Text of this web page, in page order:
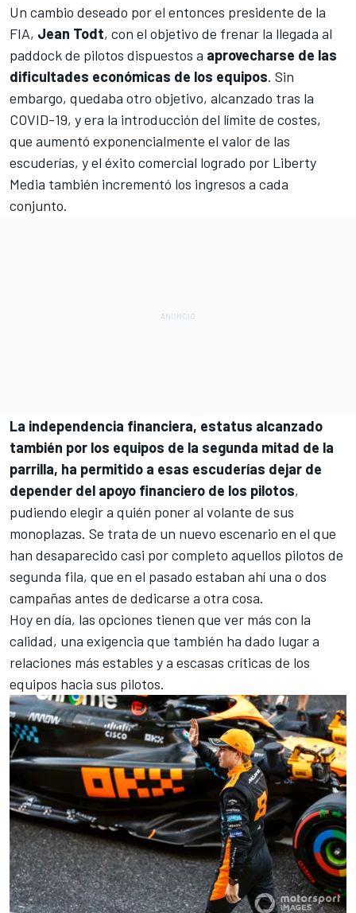
Un cambio deseado por el entonces presidente de la
FIA, Jean Todt, con el objetivo de frenar la llegada al
paddock de pilotos dispuestos a aprovecharse de las
dificultades económicas de los equipos. Sin
embargo, quedaba otro objetivo, alcanzado tras la
COVID-19, y era la introducción del límite de costes,
que aumentó exponencialmente el valor de las
escuderías, y el éxito comercial logrado por Liberty
Media también incrementó los ingresos a cada
conjunto.
La independencia financiera, estatus alcanzado
también por los equipos de la segunda mitad de la
parrilla, ha permitido a esas escuderías dejar de
depender del apoyo financiero de los pilotos,
pudiendo elegir a quién poner al volante de sus
monoplazas. Se trata de un nuevo escenario en el que
han desaparecido casi por completo aquellos pilotos de
segunda fila, que en el pasado estaban ahí una o dos
campañas antes de dedicarse a otra cosa.
Hoy en día, las opciones tienen que ver más con la
calidad, una exigencia que también ha dado lugar a
relaciones más estables y a escasas críticas de los
equipos hacia sus pilotos.